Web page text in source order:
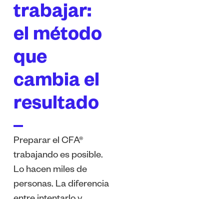
trabajar:
el método
que
cambia el
resultado
Preparar el CFA®
trabajando es posible.
Lo hacen miles de
personas. La diferencia